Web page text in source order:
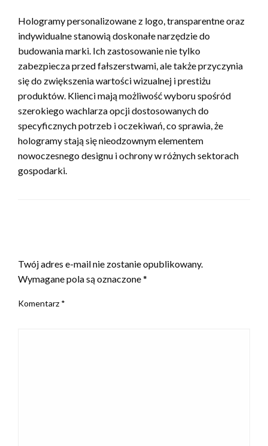
Hologramy personalizowane z logo, transparentne oraz
indywidualne stanowią doskonałe narzędzie do
budowania marki. Ich zastosowanie nie tylko
zabezpiecza przed fałszerstwami, ale także przyczynia
się do zwiększenia wartości wizualnej i prestiżu
produktów. Klienci mają możliwość wyboru spośród
szerokiego wachlarza opcji dostosowanych do
specyficznych potrzeb i oczekiwań, co sprawia, że
hologramy stają się nieodzownym elementem
nowoczesnego designu i ochrony w różnych sektorach
gospodarki.
Twój adres e-mail nie zostanie opublikowany.
Wymagane pola są oznaczone*
Komentarz *